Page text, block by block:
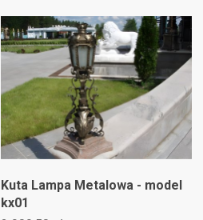
Kuta Lampa Metalowa - model
kx01